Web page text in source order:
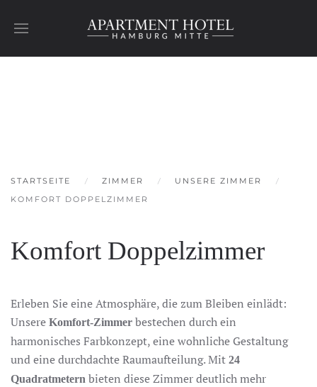
Skip to main content
STARTSEITE ZIMMER
UNSERE ZIMMER
KOMFORT DOPPELZIMMER
Komfort Doppelzimmer
Erleben Sie eine Atmosphäre, die zum Bleiben einlädt:
Unsere Komfort-Zimmer bestechen durch ein
harmonisches Farbkonzept, eine wohnliche Gestaltung
und eine durchdachte Raumaufteilung. Mit 24
Quadratmetern bieten diese Zimmer deutlich mehr